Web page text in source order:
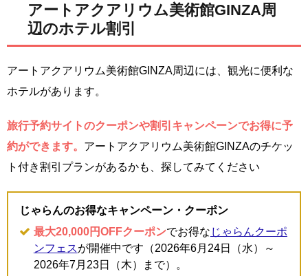
アートアクアリウム美術館GINZA周
辺のホテル割引
アートアクアリウム美術館GINZA周辺には、観光に便利な
ホテルがあります。
旅行予約サイトのクーポンや割引キャンペーンでお得に予
約ができます。 アートアクアリウム美術館GINZAのチケッ
ト付き割引プランがあるかも、探してみてください
じゃらんのお得なキャンペーン・クーポン
最大20,000円OFFクーポンでお得な じゃらんクーポ
ンフェスが開催中です（2026年6月24日（水）～
2026年7月23日（木）まで）。